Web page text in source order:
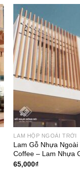
LAM HỘP NGOÀI TRỜI
Lam Gỗ Nhựa
Coffee – Lam Nhựa
65,000₫